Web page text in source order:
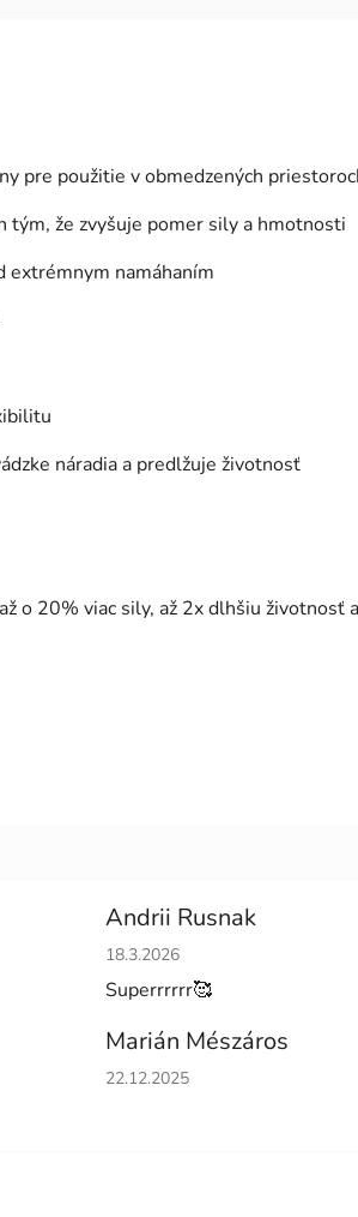
pre použitie v obmedzených
že zvyšuje pomer sily a hmotnosti
extrémnym namáhaním
náradia a predlžuje životnosť
o 20% viac sily, až 2x dlhšiu životnosť
Andrii Rusnak
Hodnotenie obchodu je 5 z 5
18.3.2026
Superrrrrr🥰
Marián Mészáros
Hodnotenie obchodu je 5 z 5
22.12.2025